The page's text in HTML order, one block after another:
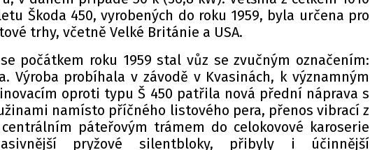
Škoda 450, vyrobených do roku 1959, byla určena pro
trhy, včetně Velké Británie a USA.
počátkem roku 1959 stal vůz se zvučným označením:
Výroba probíhala v závodě v Kvasinách, k významným
oproti typu Š 450 patřila nová přední náprava s
namísto příčného listového pera, přenos vibrací z
páteřovým trámem do celokovové karoserie
pryžové silentbloky, přibyly i účinnější